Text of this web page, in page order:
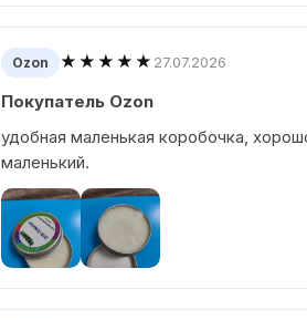
Ozon ★★★★★ 27.07.2026
Покупатель Ozon
удобная маленькая коробочка,
маленький.